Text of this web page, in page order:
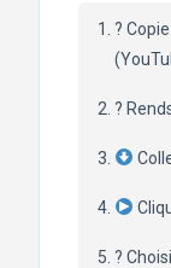
? Copie
?
?️